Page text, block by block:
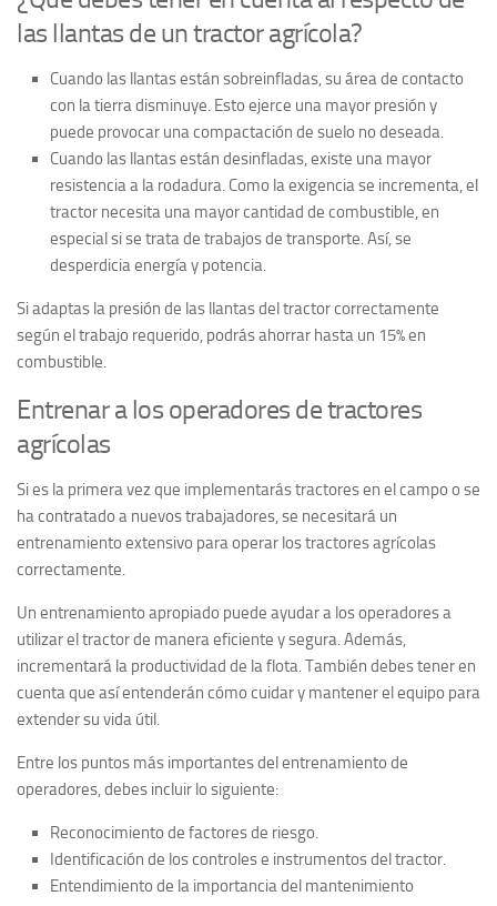
las llantas de un tractor agrícola?
Cuando las llantas están sobreinfladas, su área de contacto
con la tierra disminuye. Esto ejerce una mayor presión y
puede provocar una compactación de suelo no deseada.
Cuando las llantas están desinfladas, existe una mayor
resistencia a la rodadura. Como la exigencia se incrementa, el
tractor necesita una mayor cantidad de combustible, en
especial si se trata de trabajos de transporte. Así, se
desperdicia energía y potencia.
Si adaptas la presión de las llantas del tractor correctamente
según el trabajo requerido, podrás ahorrar hasta un 15% en
combustible.
Entrenar a los operadores de tractores
agrícolas
Si es la primera vez que implementarás tractores en el campo o se
ha contratado a nuevos trabajadores, se necesitará un
entrenamiento extensivo para operar los tractores agrícolas
correctamente.
Un entrenamiento apropiado puede ayudar a los operadores a
utilizar el tractor de manera eficiente y segura. Además,
incrementará la productividad de la flota. También debes tener en
cuenta que así entenderán cómo cuidar y mantener el equipo para
extender su vida útil.
Entre los puntos más importantes del entrenamiento de
operadores, debes incluir lo siguiente:
Reconocimiento de factores de riesgo.
Identificación de los controles e instrumentos del tractor.
Entendimiento de la importancia del mantenimiento